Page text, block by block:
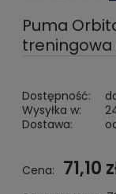
Puma
treningowa
Dostępność:
Wysyłka w:
Dostawa:
Cena nie
Cena:
71,10